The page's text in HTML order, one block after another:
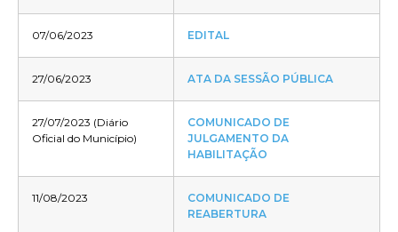
07/06/2023 EDITAL
27/06/2023 ATA DA SESSÃO PÚBLICA
27/07/2023 (Diário
Oficial do Município)
COMUNICADO DE
JULGAMENTO DA
HABILITAÇÃO
11/08/2023
COMUNICADO DE
REABERTURA